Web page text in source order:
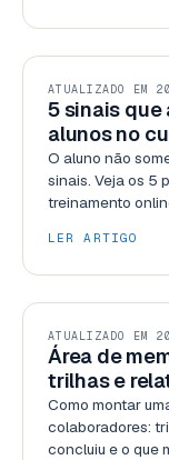
RECURSOS
ATUALIZADO EM
5 sinais que
alunos no
O aluno não
sinais. Veja os 5
treinamento
LER ARTIGO
RECURSOS
ATUALIZADO EM
Área de
trilhas e
Como montar
colaboradores:
concluiu e o que